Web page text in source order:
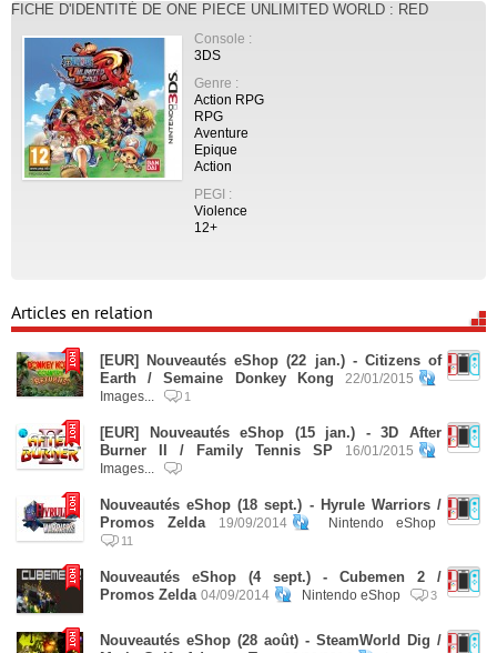
FICHE D'IDENTITÉ DE ONE PIECE UNLIMITED WORLD : RED
Console :
3DS
Genre :
Action RPG
RPG
Aventure
Epique
Action
PEGI :
Violence
12+
Articles en relation
[EUR] Nouveautés eShop (22 jan.) - Citizens of
Earth / Semaine Donkey Kong
22/01/2015
Images...
1
[EUR] Nouveautés eShop (15 jan.) - 3D After
Burner II / Family Tennis SP
16/01/2015
Images...
Nouveautés eShop (18 sept.) - Hyrule Warriors /
Promos Zelda
19/09/2014 Nintendo eShop
11
Nouveautés eShop (4 sept.) - Cubemen 2 /
Promos Zelda 04/09/2014 Nintendo eShop 3
Nouveautés eShop (28 août) - SteamWorld Dig /